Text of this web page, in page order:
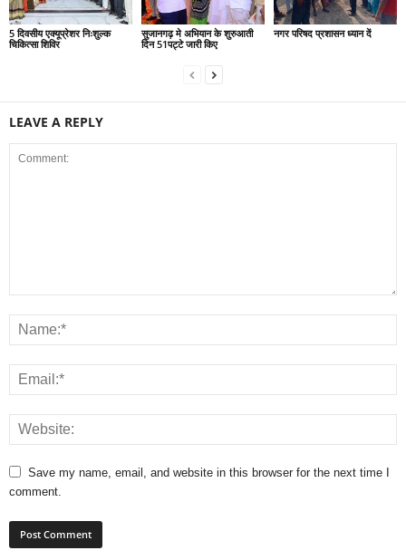
5 दिवसीय एक्यूप्रेशर निःशुल्क
चिकित्सा शिविर
सुजानगढ़ मे अभियान के शुरुआती
दिन 51पट्टे जारी किए
नगर परिषद प्रशासन ध्यान दें
LEAVE A REPLY
Save my name, email, and website in this browser for the next time I
comment.